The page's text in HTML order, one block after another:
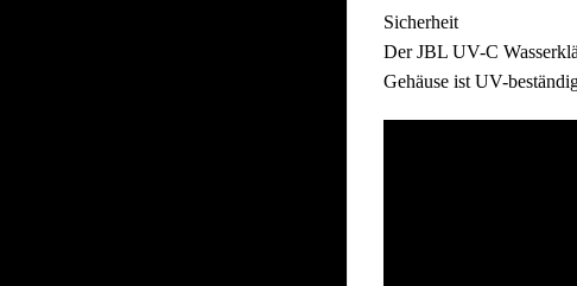
Sicherheit
Der JBL UV-C
Gehäuse ist UV-